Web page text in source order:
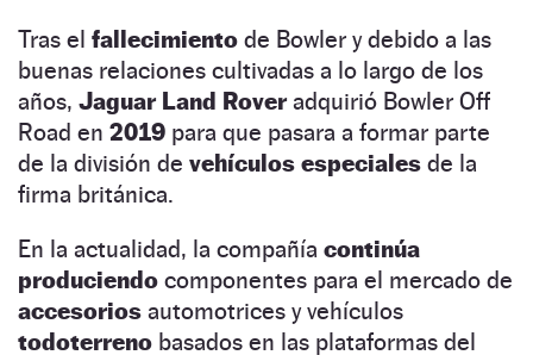
Tras el fallecimiento de Bowler y debido a las
buenas relaciones cultivadas a lo largo de los
años, Jaguar Land Roveradquirió Bowler Off
Road en 2019 para que pasara a formar parte
de la división de vehículos especiales de la
firma británica.
En la actualidad, la compañía continúa
produciendo componentes para el mercado de
accesorios automotrices y vehículos
todoterreno basados en las plataformas del